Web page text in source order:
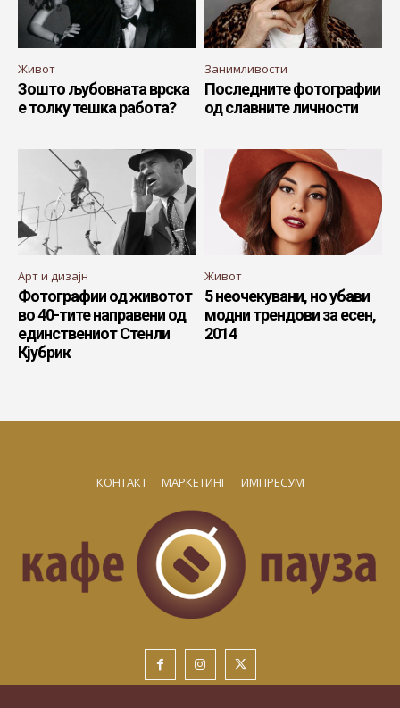
Живот
Зошто љубовната врска
е толку тешка работа?
Занимливости
Последните фотографии
од славните личности
Арт и дизајн
Фотографии од животот
во 40-тите направени од
единствениот Стенли
Кјубрик
Живот
5 неочекувани, но убави
модни трендови за есен,
2014
КОНТАКТ МАРКЕТИНГ ИМПРЕСУМ